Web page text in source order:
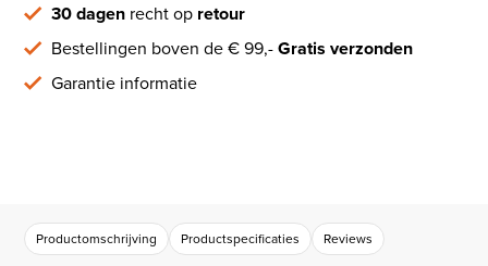
30 dagen recht op retour
Bestellingen boven de € 99,-Gratis verzonden
Garantie informatie
Productomschrijving Productspecificaties Reviews